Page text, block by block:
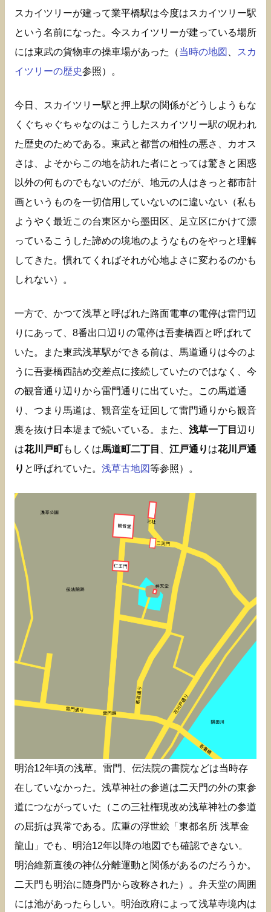
スカイツリーが建って業平橋駅は今度はスカイツリー駅
という名前になった。今スカイツリーが建っている場所
には東武の貨物車の操車場があった（当時の地図
スカ
イツリーの歴史参照）。
今日、スカイツリー駅と押上駅の関係がどうしようもな
くぐちゃぐちゃなのはこうしたスカイツリー駅の呪われ
た歴史のためである。東武と都営の相性の悪さ、カオス
さは、よそからこの地を訪れた者にとっては驚きと困惑
以外の何ものでもないのだが、地元の人はきっと都市計
画というものを一切信用していないのに違いない（私も
ようやく最近この台東区から墨田区、足立区にかけて漂
っているこうした諦めの境地のようなものをやっと理解
してきた。慣れてくればそれが心地よさに変わるのかも
しれない）。
一方で、かつて浅草と呼ばれた路面電車の電停は雷門辺
りにあって、8番出口辺りの電停は吾妻橋西と呼ばれて
いた。また東武浅草駅ができる前は、馬道通りは今のよ
うに吾妻橋西詰め交差点に接続していたのではなく、今
の観音通り辺りから雷門通りに出ていた。この馬道通
り、つまり馬道は、観音堂を迂回して雷門通りから観音
裏を抜け日本堤まで続いている。また、 浅草一丁目 辺り
は花川戸町もしくは馬道町二丁目 江戸通り は花川戸通
り と呼ばれていた。 浅草古地図等参照）。
明治12年頃の浅草。雷門、伝法院の書院などは当時存
在していなかった。浅草神社の参道は二天門の外の東参
道につながっていた（この三社権現改め浅草神社の参道
の屈折は異常である。広重の浮世絵「東都名所 浅草金
龍山」でも、明治12年以降の地図でも確認できない。
明治維新直後の神仏分離運動と関係があるのだろうか。
二天門も明治に随身門から改称された）。弁天堂の周囲
には池があったらしい。明治政府によって浅草寺境内は